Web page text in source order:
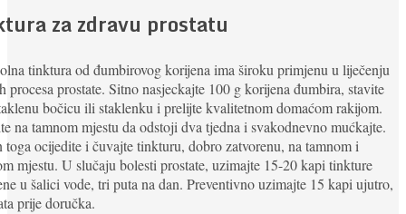
za zdravu prostatu
tinktura od đumbirovog korijena ima široku primjenu u liječenju
procesa prostate. Sitno nasjeckajte 100 g korijena đumbira, stavite
bočicu ili staklenku i prelijte kvalitetnom domaćom rakijom.
na tamnom mjestu da odstoji dva tjedna i svakodnevno mućkajte.
toga ocijedite i čuvajte tinkturu, dobro zatvorenu, na tamnom i
mjestu. U slučaju bolesti prostate, uzimajte 15-20 kapi tinkture
u šalici vode, tri puta na dan. Preventivno uzimajte 15 kapi ujutro,
prije doručka.